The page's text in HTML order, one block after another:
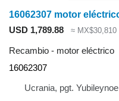
USD 1,789.88 ≈ MX$30,810
Recambio - motor eléctrico
16062307
Ucrania, pgt. Yubileynoe